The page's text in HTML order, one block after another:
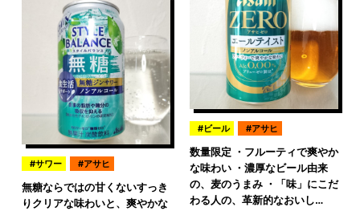
サワー アサヒ
無糖ならではの甘くないすっき
りクリアな味わいと、爽やかな
ビール アサヒ
数量限定 ・フルーティで爽やか
な味わい ・濃厚なビール由来
の、麦のうまみ ・「味」にこだ
わる人の、革新的なおいし…